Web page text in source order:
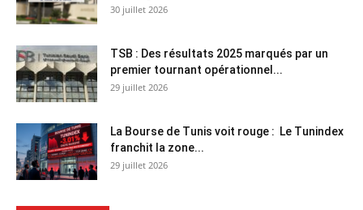
30 juillet 2026
TSB : Des résultats 2025 marqués par un
premier tournant opérationnel...
29 juillet 2026
La Bourse de Tunis voit rouge : Le Tunindex
franchit la zone...
29 juillet 2026